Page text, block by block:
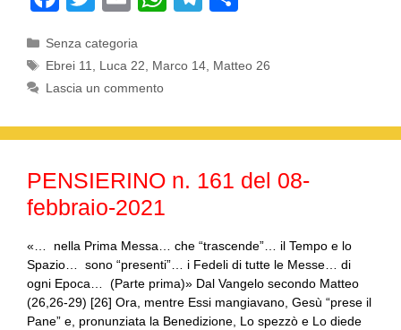
c
e
o
o
k
tt
er
ail
p
p
e
m di
Categorie
Senza categoria
Tag
Ebrei 11 Luca 22 Marco 14 Matteo 26
Lascia un commento
PENSIERINO n. 161 del 08-
febbraio-2021
«… nella Prima Messa… che “trascende”… il Tempo e lo
Spazio… sono “presenti”… i Fedeli di tutte le Messe… di
ogni Epoca… (Parte prima)» Dal Vangelo secondo Matteo
(26,26-29) [26] Ora, mentre Essi mangiavano, Gesù “prese il
Pane” e, pronunziata la Benedizione, Lo spezzò e Lo diede